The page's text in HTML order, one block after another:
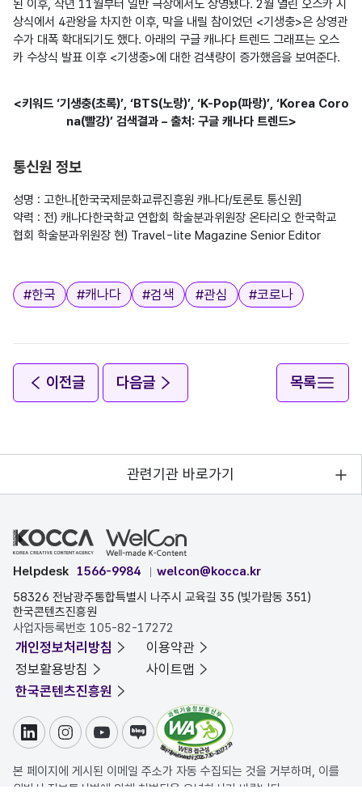
된 이후, 작년 11월부터 일반 극장에서도 상영됐다. 2월 열린 오스카 시
상식에서 4관왕을 차지한 이후, 막을 내릴 참이었던 <기생충>은 상영관
수가 대폭 확대되기도 했다. 아래의 구글 캐나다 트렌드 그래프는 오스
카 수상식 발표 이후 <기생충>에 대한 검색량이 증가했음을 보여준다.
<키워드 ‘기생충(초록)’, ‘BTS(노랑)’, ‘K-Pop(파랑)’, ‘Korea Coro
na(빨강)’ 검색결과 – 출처: 구글 캐나다 트렌드>
통신원 정보
성명 : 고한나[한국국제문화교류진흥원 캐나다/토론토 통신원]
약력 : 전) 캐나다한국학교 연합회 학술분과위원장 온타리오 한국학교
협회 학술분과위원장 현) Travel-lite Magazine Senior Editor
태그
#한국 #캐나다 #검색 #관심 #코로나
이전글 다음글 목록
관련기관 바로가기
Helpdesk 1566-9984
welcon@kocca.kr
58326 전남광주통합특별시 나주시 교육길 35 (빛가람동 351)
한국콘텐츠진흥원
사업자등록번호 105-82-17272
개인정보처리방침
이용약관
정보활용방침
사이트맵
한국콘텐츠진흥원
링크드인인스타그램
유튜브블로그
본 페이지에 게시된 이메일 주소가 자동 수집되는 것을 거부하며, 이를
위반시 정보통신법에 의해 처벌됨을 유념하시기 바랍니다.